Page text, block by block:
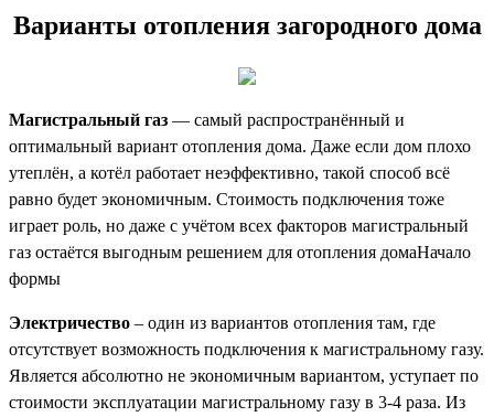
Варианты отопления загородного дома
Магистральный газ — самый распространённый и
оптимальный вариант отопления дома. Даже если дом плохо
утеплён, а котёл работает неэффективно, такой способ всё
равно будет экономичным. Стоимость подключения тоже
играет роль, но даже с учётом всех факторов магистральный
газ остаётся выгодным решением для отопления домаНачало
формы
Электричество – один из вариантов отопления там, где
отсутствует возможность подключения к магистральному газу.
Является абсолютно не экономичным вариантом, уступает по
стоимости эксплуатации магистральному газу в 3-4 раза. Из